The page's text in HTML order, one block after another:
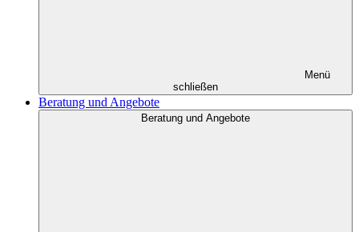
Menü
schließen
Beratung und Angebote
Beratung und Angebote